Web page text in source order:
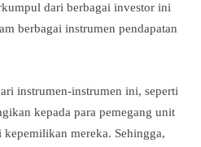
dari berbagai investor ini
berbagai instrumen pendapatan
instrumen-instrumen ini, seperti
kepada para pemegang unit
kepemilikan mereka. Sehingga,